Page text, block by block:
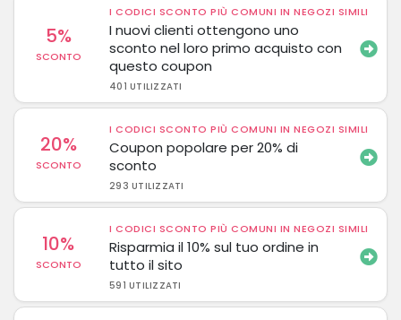
5%
SCONTO
I CODICI SCONTO PIÙ COMUNI IN NEGOZI SIMILI
I nuovi clienti ottengono uno
sconto nel loro primo acquisto con
questo coupon
401 UTILIZZATI
20%
SCONTO
I CODICI SCONTO PIÙ COMUNI IN NEGOZI SIMILI
Coupon popolare per 20% di
sconto
293 UTILIZZATI
10%
SCONTO
I CODICI SCONTO PIÙ COMUNI IN NEGOZI SIMILI
Risparmia il 10% sul tuo ordine in
tutto il sito
591 UTILIZZATI